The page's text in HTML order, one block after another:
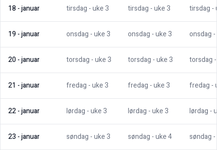
18-januar tirsdag - uke3 tirsdag - uke3 tirsdag -
19-januar onsdag - uke3 onsdag - uke3 onsdag
20-januar torsdag - uke3 torsdag - uke3 torsdag
21 -januar fredag - uke3 fredag - uke3 fredag -
22-januar lørdag - uke3 lørdag - uke3 lørdag -
23 -januar søndag - uke3 søndag - uke4 søndag